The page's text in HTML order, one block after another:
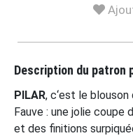
Description du patron
PILAR, c‘est le
Fauve : une jolie coupe
et des finitions